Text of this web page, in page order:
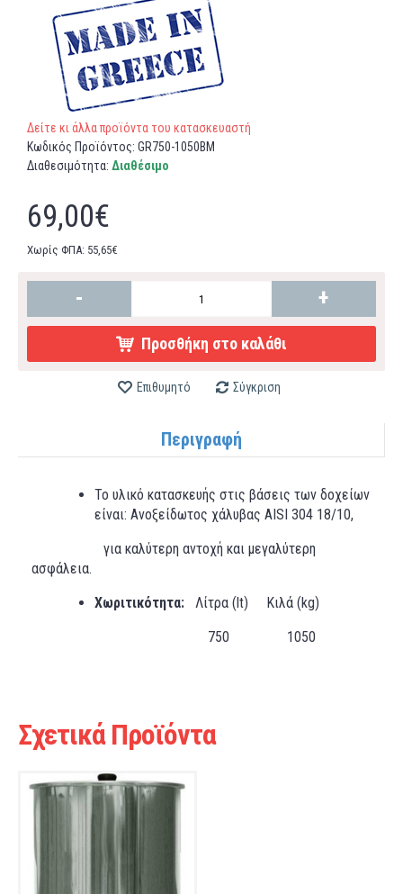
Δείτε κι άλλα προϊόντα του κατασκευαστή
Κωδικός Προϊόντος: GR750-1050ΒM
Διαθεσιμότητα: Διαθέσιμο
69,00€
Χωρίς ΦΠΑ: 55,65€
- +
Προσθήκη στο καλάθι
Επιθυμητό Σύγκριση
Περιγραφή
Το υλικό κατασκευής στις βάσεις των δοχείων
είναι: Ανοξείδωτος χάλυβας AISI 304 18/10,
για καλύτερη αντοχή και μεγαλύτερη
ασφάλεια.
Χωριτικότητα: Λίτρα (lt) Κιλά (kg)
750 1050
Σχετικά Προϊόντα